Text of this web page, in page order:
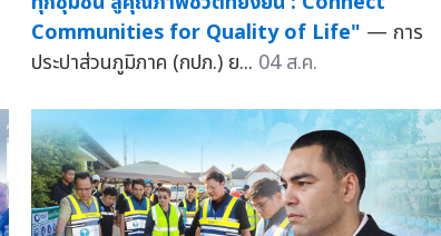
Communities for Quality of Life" — การ
ประปาส่วนภูมิภาค (กปภ.) ย... 04 ส.ค.